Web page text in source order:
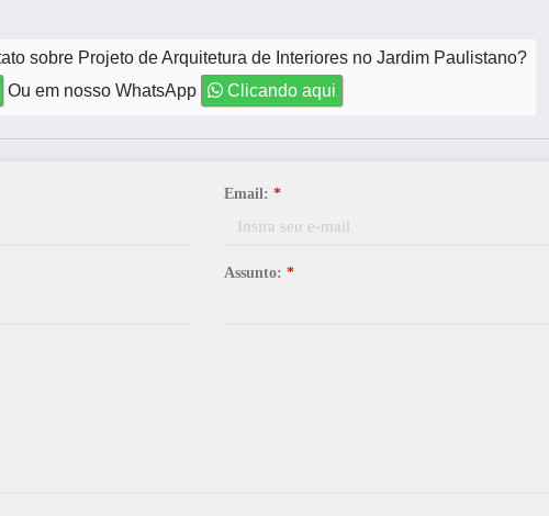
sobre Projeto de Arquitetura de Interiores no Jardim Paulistano?
Ou em nosso WhatsApp Clicando aqui
Email: *
Assunto: *